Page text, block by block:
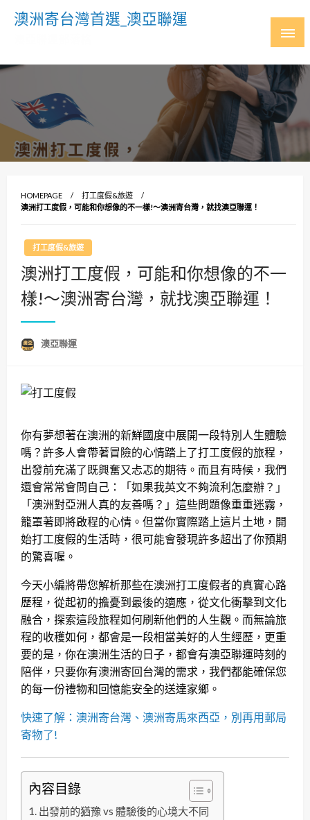
澳洲寄台灣首選_澳亞聯運
HOMEPAGE
打工度假&旅遊
澳洲打工度假，可能和你想像的不一樣!～澳洲寄台灣，就找澳亞聯運！
打工度假&旅遊
澳洲打工度假，可能和你想像的不一
樣!～澳洲寄台灣，就找澳亞聯運！
澳亞聯運
你有夢想著在澳洲的新鮮國度中展開一段特別人生體驗
嗎？許多人會帶著冒險的心情踏上了打工度假的旅程，
出發前充滿了既興奮又忐忑的期待。而且有時候，我們
還會常常會問自己：「如果我英文不夠流利怎麼辦？」
「澳洲對亞洲人真的友善嗎？」這些問題像重重迷霧，
籠罩著即將啟程的心情。但當你實際踏上這片土地，開
始打工度假的生活時，很可能會發現許多超出了你預期
的驚喜喔。
今天小編將帶您解析那些在澳洲打工度假者的真實心路
歷程，從起初的擔憂到最後的適應，從文化衝擊到文化
融合，探索這段旅程如何刷新他們的人生觀。而無論旅
程的收穫如何，都會是一段相當美好的人生經歷，更重
要的是，你在澳洲生活的日子，都會有澳亞聯運時刻的
陪伴，只要你有澳洲寄回台灣的需求，我們都能確保您
的每一份禮物和回憶能安全的送達家鄉。
快速了解：澳洲寄台灣、澳洲寄馬來西亞，別再用郵局
寄物了!
內容目錄
出發前的猶豫 vs 體驗後的心境大不同